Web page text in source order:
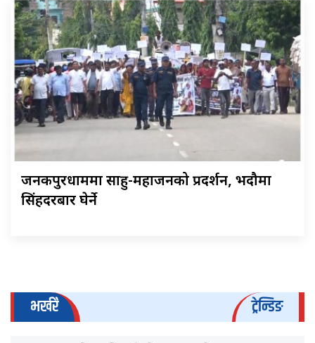
जनकपुरधाममा साहु-महाजनको प्रदर्शन, भदौमा
सिंहदरबार घेर्ने
भर्खरै ट्रेन्डिङ